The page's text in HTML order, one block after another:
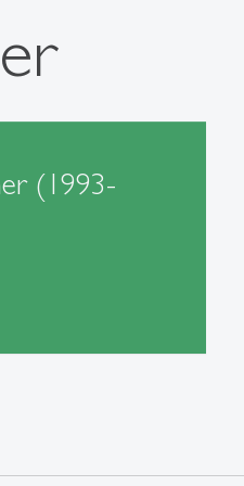
(1993-